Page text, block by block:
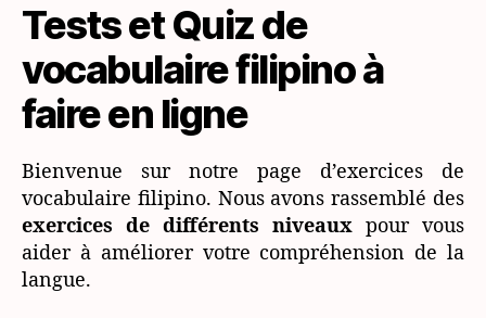
Tests et Quiz de
vocabulaire filipino à
faire en ligne
Bienvenue sur notre page d’exercices de
vocabulaire filipino. Nous avons rassemblé des
exercices de différents niveaux pour vous
aider à améliorer votre compréhension de la
langue.